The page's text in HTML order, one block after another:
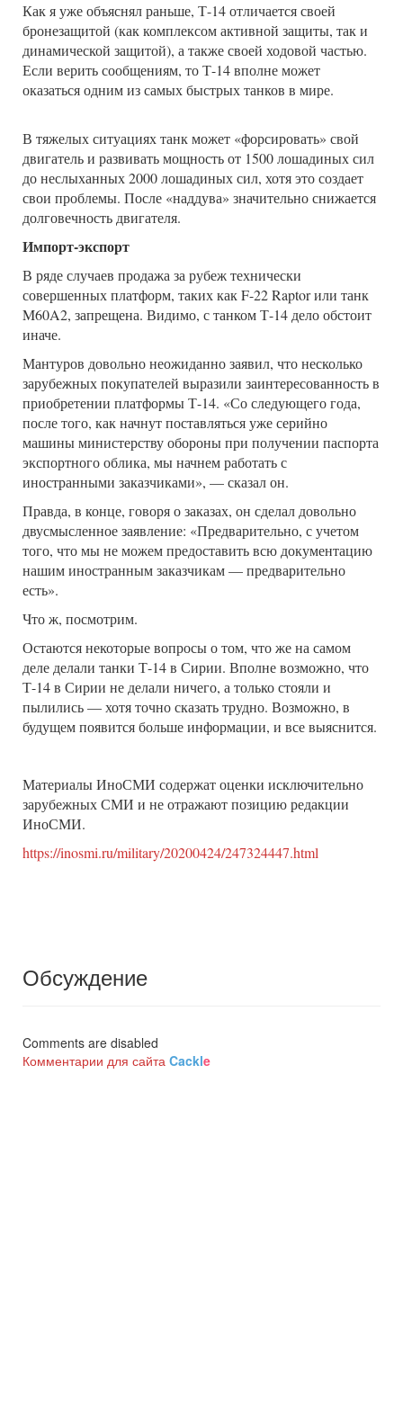
Как я уже объяснял раньше, Т-14 отличается своей
бронезащитой (как комплексом активной защиты, так и
динамической защитой), а также своей ходовой частью.
Если верить сообщениям, то Т-14 вполне может
оказаться одним из самых быстрых танков в мире.
В тяжелых ситуациях танк может «форсировать» свой
двигатель и развивать мощность от 1500 лошадиных сил
до неслыханных 2000 лошадиных сил, хотя это создает
свои проблемы. После «наддува» значительно снижается
долговечность двигателя.
Импорт-экспорт
В ряде случаев продажа за рубеж технически
совершенных платформ, таких как F-22 Raptor или танк
M60A2, запрещена. Видимо, с танком Т-14 дело обстоит
иначе.
Мантуров довольно неожиданно заявил, что несколько
зарубежных покупателей выразили заинтересованность в
приобретении платформы Т-14. «Со следующего года,
после того, как начнут поставляться уже серийно
машины министерству обороны при получении паспорта
экспортного облика, мы начнем работать с
иностранными заказчиками», — сказал он.
Правда, в конце, говоря о заказах, он сделал довольно
двусмысленное заявление: «Предварительно, с учетом
того, что мы не можем предоставить всю документацию
нашим иностранным заказчикам — предварительно
есть».
Что ж, посмотрим.
Остаются некоторые вопросы о том, что же на самом
деле делали танки Т-14 в Сирии. Вполне возможно, что
Т-14 в Сирии не делали ничего, а только стояли и
пылились — хотя точно сказать трудно. Возможно, в
будущем появится больше информации, и все выяснится.
Материалы ИноСМИ содержат оценки исключительно
зарубежных СМИ и не отражают позицию редакции
ИноСМИ.
https://inosmi.ru/military/20200424/247324447.html
Обсуждение
Comments are disabled
Комментарии для сайта Cackle